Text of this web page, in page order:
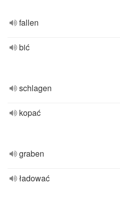
fallen
bić
schlagen
kopać
graben
ładować